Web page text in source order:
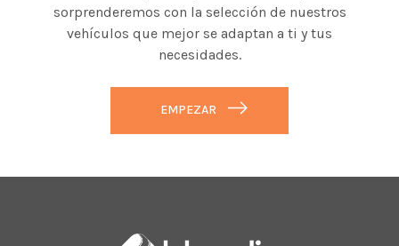
sorprenderemos con la selección de nuestros
vehículos que mejor se adaptan a ti y tus
necesidades.
EMPEZAR